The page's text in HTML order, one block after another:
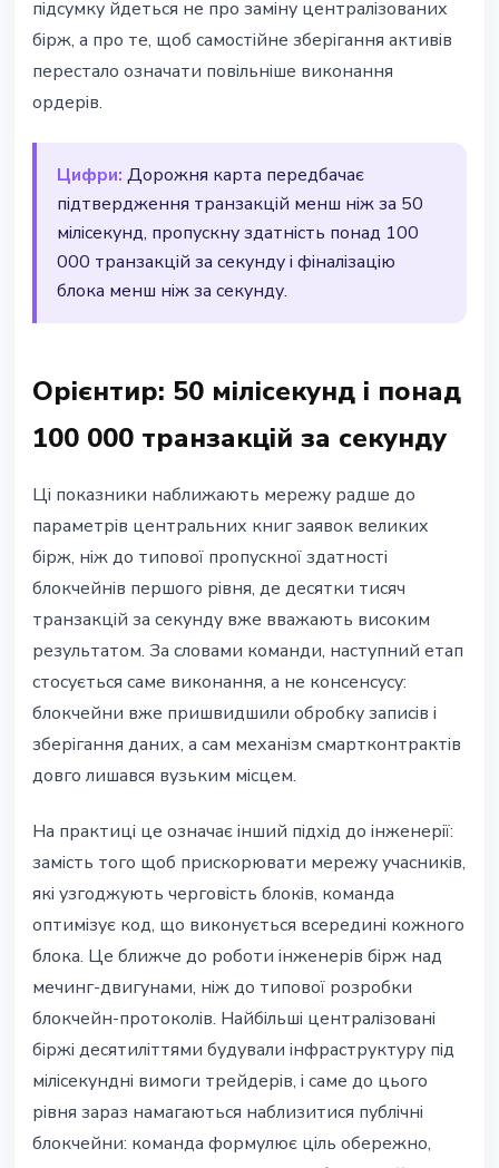
підсумку йдеться не про заміну централізованих
бірж, а про те, щоб самостійне зберігання активів
перестало означати повільніше виконання
ордерів.
Цифри: Дорожня карта передбачає
підтвердження транзакцій менш ніж за 50
мілісекунд, пропускну здатність понад 100
000 транзакцій за секунду і фіналізацію
блока менш ніж за секунду.
Орієнтир: 50 мілісекунд і понад
100 000 транзакцій за секунду
Ці показники наближають мережу радше до
параметрів центральних книг заявок великих
бірж, ніж до типової пропускної здатності
блокчейнів першого рівня, де десятки тисяч
транзакцій за секунду вже вважають високим
результатом. За словами команди, наступний етап
стосується саме виконання, а не консенсусу:
блокчейни вже пришвидшили обробку записів і
зберігання даних, а сам механізм смартконтрактів
довго лишався вузьким місцем.
На практиці це означає інший підхід до інженерії:
замість того щоб прискорювати мережу учасників,
які узгоджують черговість блоків, команда
оптимізує код, що виконується всередині кожного
блока. Це ближче до роботи інженерів бірж над
мечинг-двигунами, ніж до типової розробки
блокчейн-протоколів. Найбільші централізовані
біржі десятиліттями будували інфраструктуру під
мілісекундні вимоги трейдерів, і саме до цього
рівня зараз намагаються наблизитися публічні
блокчейни: команда формулює ціль обережно,